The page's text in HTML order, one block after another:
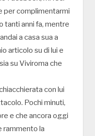
per complimentarmi
tanti anni fa, mentre
a casa sua a
articolo su di lui e
su Viviroma che
con lui
Pochi minuti,
e che ancora oggi
rammento la